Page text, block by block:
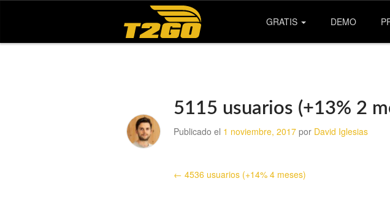
GRATIS DEMO
5115 usuarios (+13% 2
Publicado el 1 noviembre, 2017por David Iglesias
← 4536 usuarios (+14% 4 meses)